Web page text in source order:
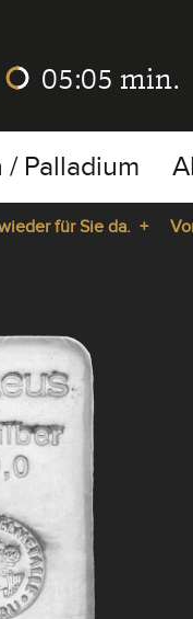
05:04 min.
/ Palladium
für Sie da. + Vom